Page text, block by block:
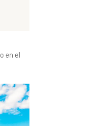
en el